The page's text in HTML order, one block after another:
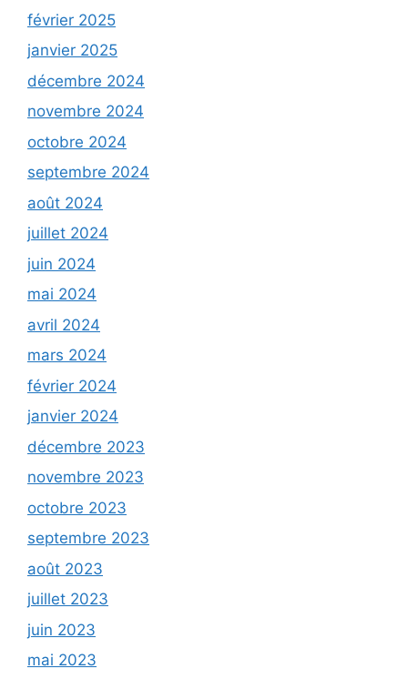
février 2025
janvier 2025
décembre 2024
novembre 2024
octobre 2024
septembre 2024
août 2024
juillet 2024
juin 2024
mai 2024
avril 2024
mars 2024
février 2024
janvier 2024
décembre 2023
novembre 2023
octobre 2023
septembre 2023
août 2023
juillet 2023
juin 2023
mai 2023